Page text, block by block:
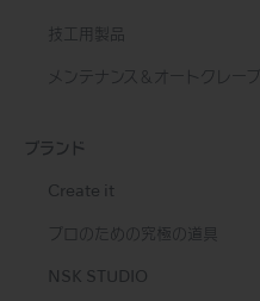
技工用製品
メンテナンス＆オートクレーブ
ブランド
Create it
プロのための究極の道具
NSK STUDIO